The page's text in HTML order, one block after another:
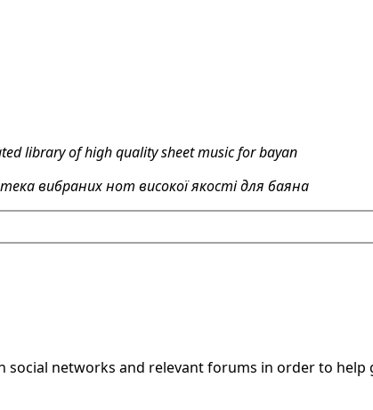
library of high quality sheet music for bayan
вибраних нот високої якості для баяна
social networks and relevant forums in order to